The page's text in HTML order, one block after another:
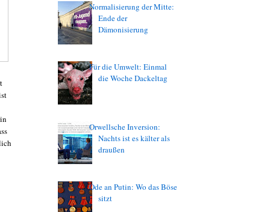
Normalisierung der Mitte:
Ende der
Dämonisierung
Für die Umwelt: Einmal
die Woche Dackeltag
Orwellsche Inversion:
Nachts ist es kälter als
draußen
Ode an Putin: Wo das Böse
sitzt